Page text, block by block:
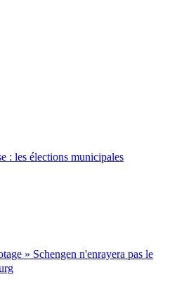
: les élections municipales
» Schengen n'enrayera pas le